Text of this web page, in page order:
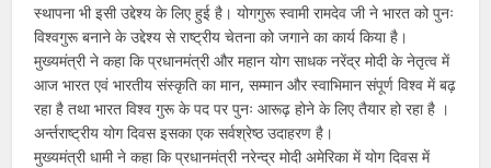
स्थापना भी इसी उद्देश्य के लिए हुई है। योगगुरू स्वामी रामदेव जी ने भारत को पुनः
विश्वगुरू बनाने के उद्देश्य से राष्ट्रीय चेतना को जगाने का कार्य किया है।
मुख्यमंत्री ने कहा कि प्रधानमंत्री और महान योग साधक नरेंद्र मोदी के नेतृत्व में
आज भारत एवं भारतीय संस्कृति का मान, सम्मान और स्वाभिमान संपूर्ण विश्व में बढ़
रहा है तथा भारत विश्व गुरू के पद पर पुनः आरूढ़ होने के लिए तैयार हो रहा है ।
अर्न्तराष्ट्रीय योग दिवस इसका एक सर्वश्रेष्ठ उदाहरण है।
मुख्यमंत्री धामी ने कहा कि प्रधानमंत्री नरेन्द्र मोदी अमेरिका में योग दिवस में